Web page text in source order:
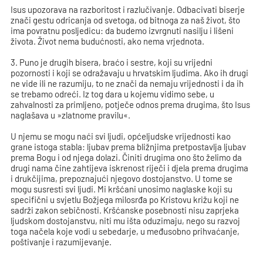
Isus upozorava na razboritost i razlučivanje. Odbacivati biserje
znači gestu odricanja od svetoga, od bitnoga za naš život, što
ima povratnu posljedicu: da budemo izvrgnuti nasilju i lišeni
života. Život nema budućnosti, ako nema vrjednota.
3. Puno je drugih bisera, braćo i sestre, koji su vrijedni
pozornosti i koji se odražavaju u hrvatskim ljudima. Ako ih drugi
ne vide ili ne razumiju, to ne znači da nemaju vrijednosti i da ih
se trebamo odreći. Iz tog dara u kojemu vidimo sebe, u
zahvalnosti za primljeno, potječe odnos prema drugima, što Isus
naglašava u »zlatnome pravilu«.
U njemu se mogu naći svi ljudi, općeljudske vrijednosti kao
grane istoga stabla: ljubav prema bližnjima pretpostavlja ljubav
prema Bogu i od njega dolazi. Činiti drugima ono što želimo da
drugi nama čine zahtijeva iskrenost riječi i djela prema drugima
i drukčijima, prepoznajući njegovo dostojanstvo. U tome se
mogu susresti svi ljudi. Mi kršćani unosimo naglaske koji su
specifični u svjetlu Božjega milosrđa po Kristovu križu koji ne
sadrži zakon sebičnosti. Kršćanske posebnosti nisu zaprjeka
ljudskom dostojanstvu, niti mu išta oduzimaju, nego su razvoj
toga načela koje vodi u sebedarje, u međusobno prihvaćanje,
poštivanje i razumijevanje.